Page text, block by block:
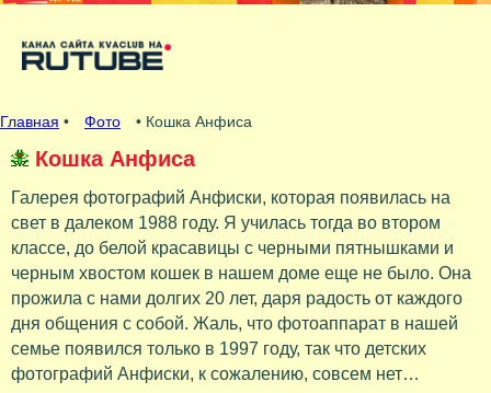
Главная • Фото • Кошка Анфиса
Кошка Анфиса
Галерея фотографий Анфиски, которая появилась на
свет в далеком 1988 году. Я училась тогда во втором
классе, до белой красавицы с черными пятнышками и
черным хвостом кошек в нашем доме еще не было. Она
прожила с нами долгих 20 лет, даря радость от каждого
дня общения с собой. Жаль, что фотоаппарат в нашей
семье появился только в 1997 году, так что детских
фотографий Анфиски, к сожалению, совсем нет…